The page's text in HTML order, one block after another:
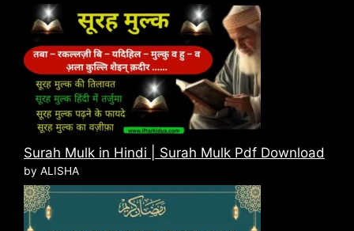
Surah Mulk in Hindi | Surah Mulk Pdf Download
by ALISHA